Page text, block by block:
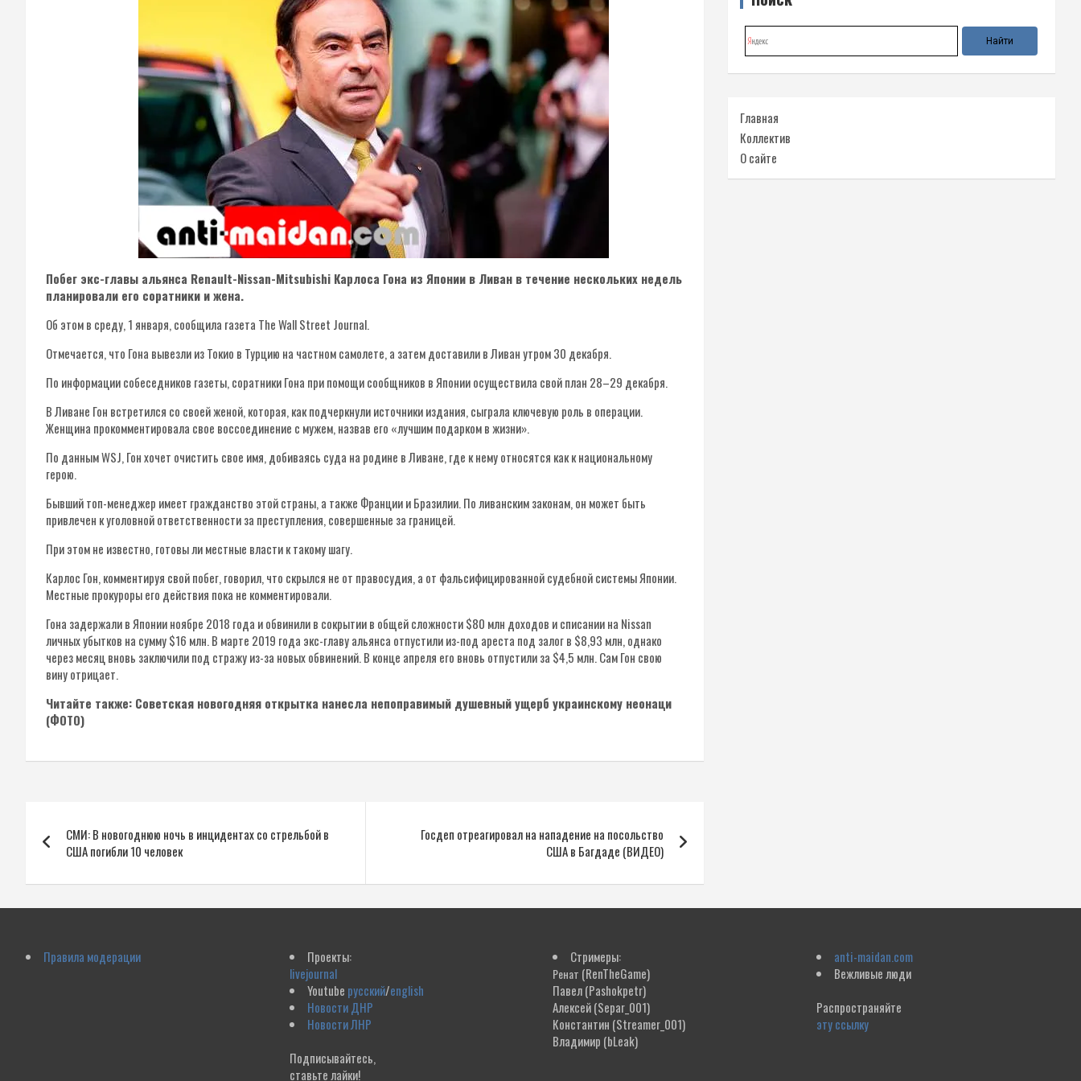
Побег экс-главы альянса Renault-Nissan-Mitsubishi Карлоса Гона из Японии в Ливан в течение нескольких недель
планировали его соратники и жена.
Об этом в среду, 1 января, сообщила газета The Wall Street Journal.
Отмечается, что Гона вывезли из Токио в Турцию на частном самолете, а затем доставили в Ливан утром 30 декабря.
По информации собеседников газеты, соратники Гона при помощи сообщников в Японии осуществила свой план 28–29 декабря.
В Ливане Гон встретился со своей женой, которая, как подчеркнули источники издания, сыграла ключевую роль в операции.
Женщина прокомментировала свое воссоединение с мужем, назвав его «лучшим подарком в жизни».
По данным WSJ, Гон хочет очистить свое имя, добиваясь суда на родине в Ливане, где к нему относятся как к национальному
герою.
Бывший топ-менеджер имеет гражданство этой страны, а также Франции и Бразилии. По ливанским законам, он может быть
привлечен к уголовной ответственности за преступления, совершенные за границей.
При этом не известно, готовы ли местные власти к такому шагу.
Карлос Гон, комментируя свой побег, говорил, что скрылся не от правосудия, а от фальсифицированной судебной системы Японии.
Местные прокуроры его действия пока не комментировали.
Гона задержали в Японии ноябре 2018 года и обвинили в сокрытии в общей сложности $80 млн доходов и списании на Nissan
личных убытков на сумму $16 млн. В марте 2019 года экс-главу альянса отпустили из-под ареста под залог в $8,93 млн, однако
через месяц вновь заключили под стражу из-за новых обвинений. В конце апреля его вновь отпустили за $4,5 млн. Сам Гон свою
вину отрицает.
Читайте также: Советская новогодняя открытка нанесла непоправимый душевный ущерб украинскому неонаци
(ФОТО)
по
записям
СМИ: В новогоднюю ночь в инцидентах со стрельбой в
США погибли 10 человек
Госдеп отреагировал на нападение на посольство
США в Багдаде (ВИДЕО)
Главная
Коллектив
О сайте
Правила модерации
Проекты:
livejournal
Youtube русский/english
Новости ДНР
Новости ЛНР
Подписывайтесь,
ставьте лайки!
Стримеры:
Ренат (RenTheGame)
Павел(Pashokpetr)
Алексей(Separ_001)
Константин (Streamer_001)
Владимир (bLeak)
anti-maidan.com
Вежливые люди
Распространяйте
эту ссылку